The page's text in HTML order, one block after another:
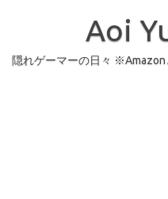
Aoi
隠れゲーマーの日々